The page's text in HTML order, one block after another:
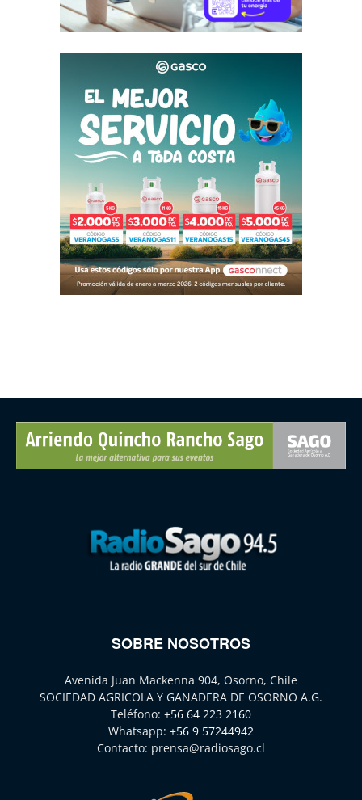
SOBRE NOSOTROS
Avenida Juan Mackenna 904, Osorno, Chile
SOCIEDAD AGRICOLA Y GANADERA DE OSORNO A.G.
Teléfono: +56 64 223 2160
Whatsapp: +56 9 57244942
Contacto: prensa@radiosago.cl